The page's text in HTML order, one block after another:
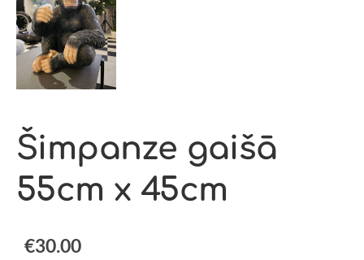
Šimpanze gaišā
55cm x 45cm
€30.00